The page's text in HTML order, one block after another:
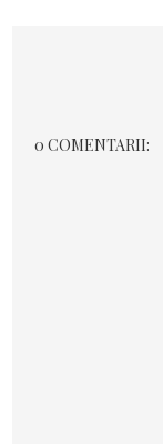
0 COMENTARII: